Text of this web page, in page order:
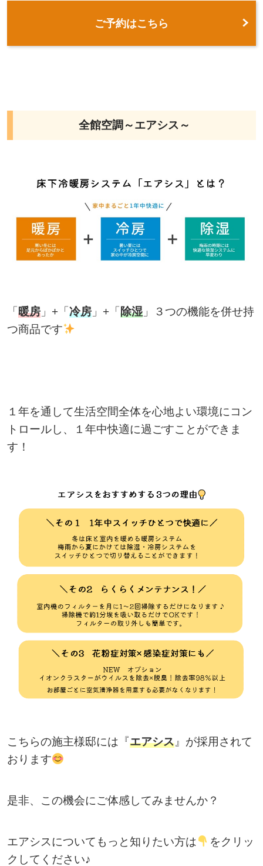
ご予約はこちら
全館空調～エアシス～
「 暖房」+「 冷房」+「 除湿」３つの機能を併せ持
つ商品です
１年を通して生活空間全体を心地よい環境にコン
トロールし、１年中快適に過ごすことができま
す！
こちらの施主様邸には『エアシス』が採用されて
おります
是非、この機会にご体感してみませんか？
エアシスについてもっと知りたい方は
をクリッ
クしてください♪